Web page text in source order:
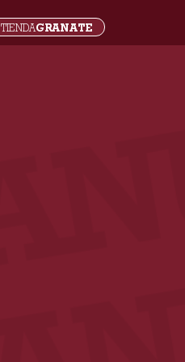
TIENDAGRANATE